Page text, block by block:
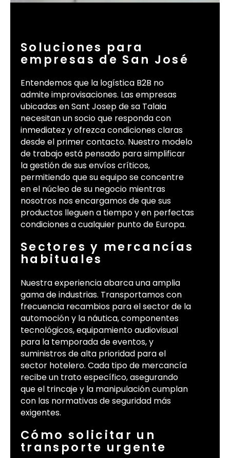
Soluciones para
empresas de San José
Entendemos que la logística B2B no
admite improvisaciones. Las empresas
ubicadas en Sant Josep de sa Talaia
necesitan un socio que responda con
inmediatez y ofrezca condiciones claras
desde el primer contacto. Nuestro modelo
de trabajo está pensado para simplificar
la gestión de sus envíos críticos,
permitiendo que su equipo se concentre
en el núcleo de su negocio mientras
nosotros nos encargamos de que sus
productos lleguen a tiempo y en perfectas
condiciones a cualquier punto de Europa.
Sectores y mercancías
habituales
Nuestra experiencia abarca una amplia
gama de industrias. Transportamos con
frecuencia recambios para el sector de la
automoción y la náutica, componentes
tecnológicos, equipamiento audiovisual
para la temporada de eventos, y
suministros de alta prioridad para el
sector hotelero. Cada tipo de mercancía
recibe un trato específico, asegurando
que el trincaje y la manipulación cumplan
con las normativas de seguridad más
exigentes.
Cómo solicitar un
transporte urgente